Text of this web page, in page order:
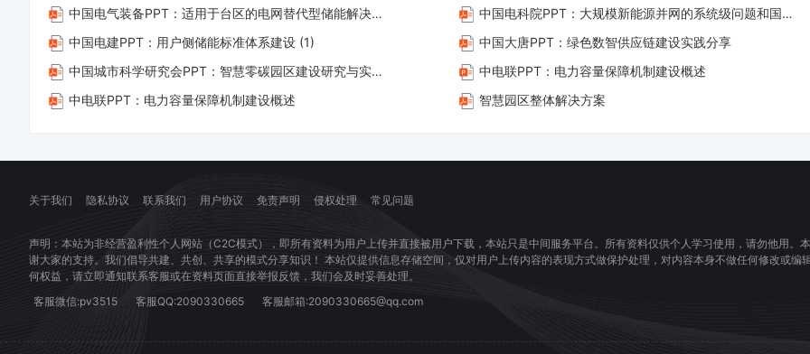
拥
有
使
用
限，
不
意
味
着
购
问
题
系
客
立
处
理！
微
信：
pv3515
中国电气装备PPT：适用于台区的电网替代型储能解决方案——破解配网瓶颈，打通供电“最后一公里”
中国电科院PPT：大规模新能源并网的系统级问题和国际标准工作
中国电建PPT：用户侧储能标准体系建设 (1)
中国大唐PPT：绿色数智供应链建设实践分享
中国城市科学研究会PPT：智慧零碳园区建设研究与实践 (1)
中电联PPT：电力容量保障机制建设概述
中电联PPT：电力容量保障机制建设概述
智慧园区整体解决方案
关于我们 隐私协议 联系我们 用户协议 免责声明 侵权处理 常见问题
声明：本站为非经营盈利性个人网站（C2C模式），即所有资料为用户上传并直接被用户下载，本站只是中间服务平台。所有资料仅供个人学习使用，请勿他用。
谢大家的支持。我们倡导共建、共创、共享的模式分享知识！ 本站仅提供信息存储空间，仅对用户上传内容的表现方式做保护处理，对内容本身不做任何修改或编
何权益，请立即通知联系客服或在资料页面直接举报反馈，我们会及时妥善处理。
客服微信:pv3515
客服QQ:2090330665 客服邮箱:2090330665@qq.com